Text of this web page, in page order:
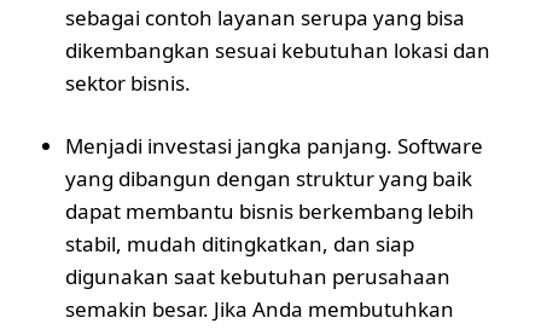
sebagai contoh layanan serupa yang bisa
dikembangkan sesuai kebutuhan lokasi dan
sektor bisnis.
Menjadi investasi jangka panjang. Software
yang dibangun dengan struktur yang baik
dapat membantu bisnis berkembang lebih
stabil, mudah ditingkatkan, dan siap
digunakan saat kebutuhan perusahaan
semakin besar. Jika Anda membutuhkan